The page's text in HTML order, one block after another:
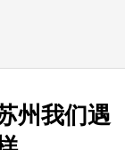
州我们遇